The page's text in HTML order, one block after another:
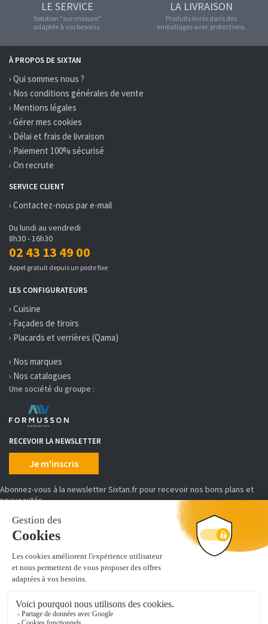
LE SERVICE
Solution "sur-mesure"
adaptée à vos besoins.
LA LIVRAISON
Produits livrés dans des
emballages avec protections.
À PROPOS DE SIXTAN
› Qui sommes nous ?
› Nos conditions générales de vente
› Mentions légales
› Gérer mes cookies
› Délai et frais de livraison
› Paiement 100% sécurisé
› On recrute
SERVICE CLIENT
› Contactez-nous par e-mail
Du lundi au vendredi
8h30 - 16h30
02 43 13 49 00
Appel gratuit depuis un poste fixe
LES CONFIGURATEURS
› Cuisine
› Façades de tiroirs
› Placards et verrières (Qama)
› Nos marques
› Nos catalogues
Une société du groupe :
RECEVOIR LA NEWSLETTER
Je m'inscris
Abonnez-vous à la newsletter Sixtan.fr pour recevoir nos bons plans et
nouveautés
MOYENS DE PAIEMENT
SIXTAN distribue, conditionne et achemine des produits d'équipement et
de prêt à poser de cuisine, salles de bains, placards et dressing.
Découvrez de nombreuses références pour aménager votre intérieur :
module colonne-tablette et penderie pour dressing
bon endroit !
Leader de l'équipement de cuisine en ligne, nous sommes distributeurs de